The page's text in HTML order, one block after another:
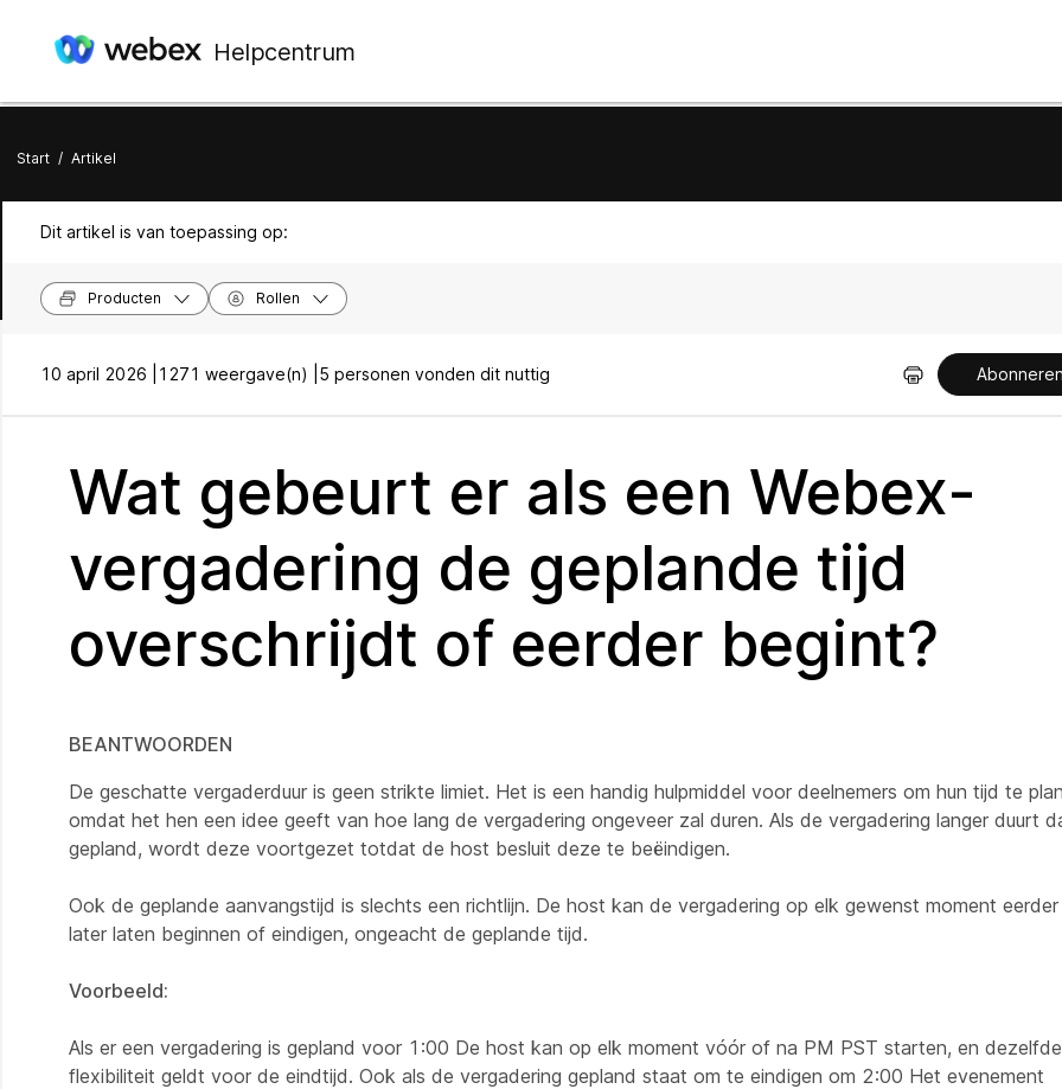
Helpcentrum
Start / Artikel
Dit artikel is van toepassing op:
Producten Rollen
10 april 2026 | 1271 weergave(n) | 5 personen vonden dit nuttig Abonneren
Wat gebeurt er als een Webex-
vergadering de geplande tijd
overschrijdt of eerder begint?
BEANTWOORDEN
De geschatte vergaderduur is geen strikte limiet. Het is een handig hulpmiddel voor deelnemers om hun tijd te
omdat het hen een idee geeft van hoe lang de vergadering ongeveer zal duren. Als de vergadering langer duurt
gepland, wordt deze voortgezet totdat de host besluit deze te beëindigen.
Ook de geplande aanvangstijd is slechts een richtlijn. De host kan de vergadering op elk gewenst moment
later laten beginnen of eindigen, ongeacht de geplande tijd.
Voorbeeld:
Als er een vergadering is gepland voor 1:00 De host kan op elk moment vóór of na PM PST starten, en dezelfde
flexibiliteit geldt voor de eindtijd. Ook als de vergadering gepland staat om te eindigen om 2:00 Het evenement